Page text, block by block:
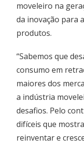
moveleiro na
da inovação para
produtos.
“Sabemos que
consumo em
maiores dos
a indústria
desafios. Pelo
difíceis que
reinventar e